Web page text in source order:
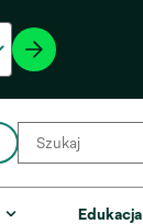
Edukacja